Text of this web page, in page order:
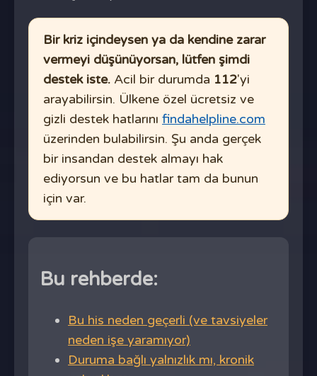
Bir kriz içindeysen ya da kendine zarar
vermeyi düşünüyorsan, lütfen şimdi
destek iste. Acil bir durumda 112'yi
arayabilirsin. Ülkene özel ücretsiz ve
gizli destek hatlarını findahelpline.com
üzerinden bulabilirsin. Şu anda gerçek
bir insandan destek almayı hak
ediyorsun ve bu hatlar tam da bunun
için var.
Bu rehberde:
Bu his neden geçerli (ve tavsiyeler
neden işe yaramıyor)
Duruma bağlı yalnızlık mı, kronik